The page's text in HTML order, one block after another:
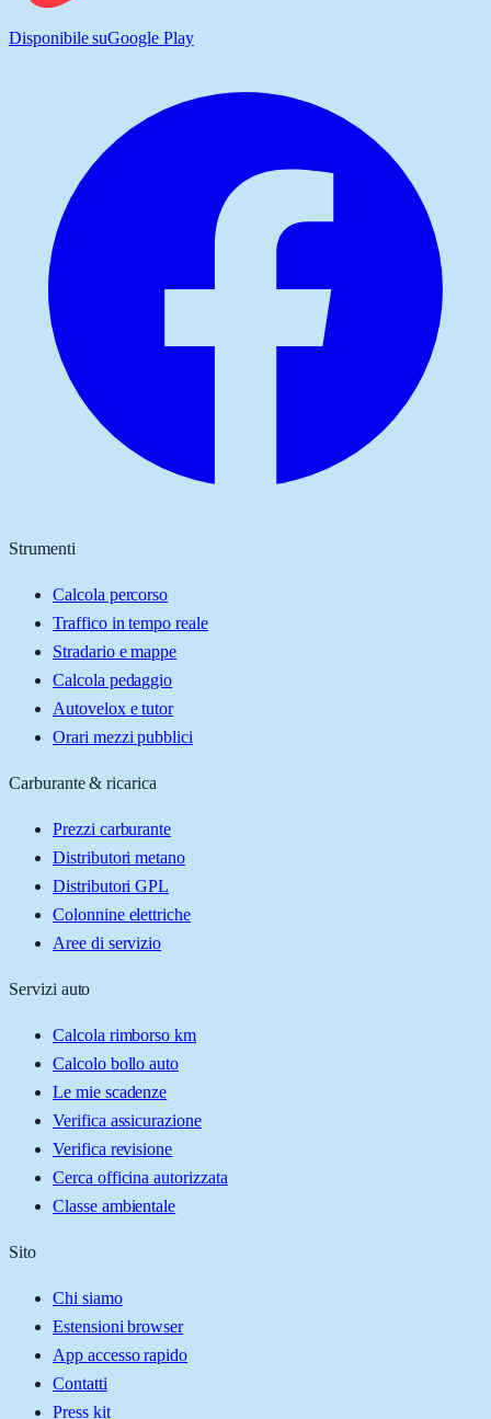
Disponibile suGoogle Play
Strumenti
Calcola percorso
Traffico in tempo reale
Stradario e mappe
Calcola pedaggio
Autovelox e tutor
Orari mezzi pubblici
Carburante & ricarica
Prezzi carburante
Distributori metano
Distributori GPL
Colonnine elettriche
Aree di servizio
Servizi auto
Calcola rimborso km
Calcolo bollo auto
Le mie scadenze
Verifica assicurazione
Verifica revisione
Cerca officina autorizzata
Classe ambientale
Sito
Chi siamo
Estensioni browser
App accesso rapido
Contatti
Press kit